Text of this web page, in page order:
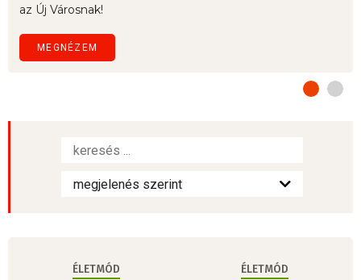
az Új Városnak!
MEGNÉZEM
ÉLETMÓD ÉLETMÓD